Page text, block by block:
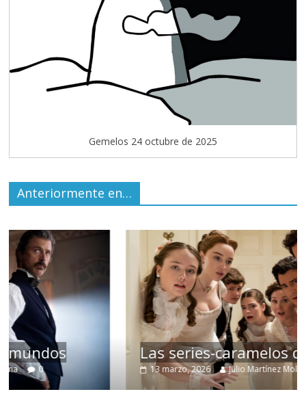
Gemelos 24 octubre de 2025
Anteriormente en…
Las series-caramelos de Shondaland
13 marzo, 2026 Julio Martínez Molina 0